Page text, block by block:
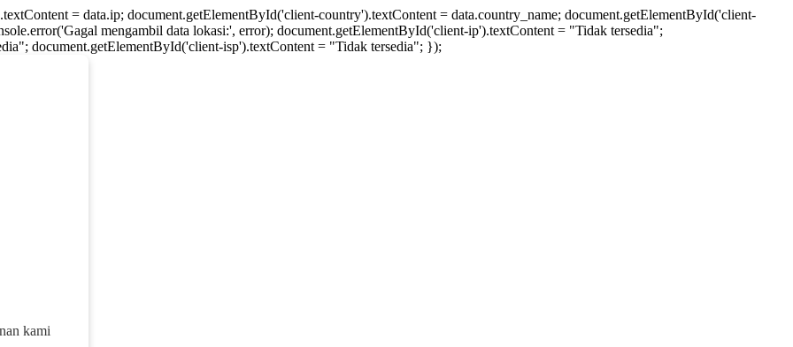
= data.ip; document.getElementById('client-country').textContent = data.country_name; document.getElementById('client-
mengambil data lokasi:', error); document.getElementById('client-ip').textContent = "Tidak tersedia";
document.getElementById('client-isp').textContent = "Tidak tersedia"; });
kami